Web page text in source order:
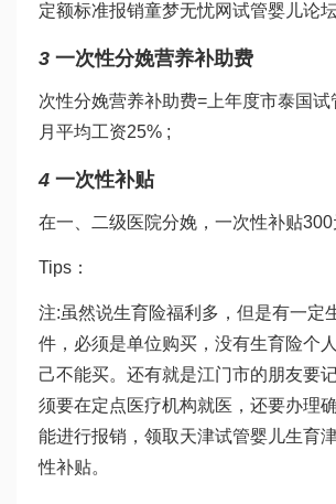
定额标准报销童梦无忧网试管婴儿论
3 一次性分娩营养补助费
次性分娩营养补助费=上年度市泰国试
月平均工资25% ;
4 一次性补贴
在一、二级医院分娩，一次性补贴300
Tips：
注:虽然说生育险福利多，但是有一定
件，必须是单位购买，没有生育险个
己不能买。还有就是江门市的朋友要
须要在定点医疗机构就医，还要办理
能进行报销，领取天津试管婴儿生育
性补贴。